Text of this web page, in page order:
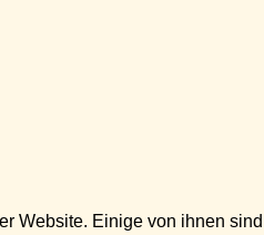
Website. Einige von ihnen sind